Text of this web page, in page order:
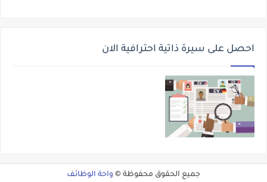
احصل على سيرة ذاتية احترافية الان
جميع الحقوق محفوظة © واحة الوظائف